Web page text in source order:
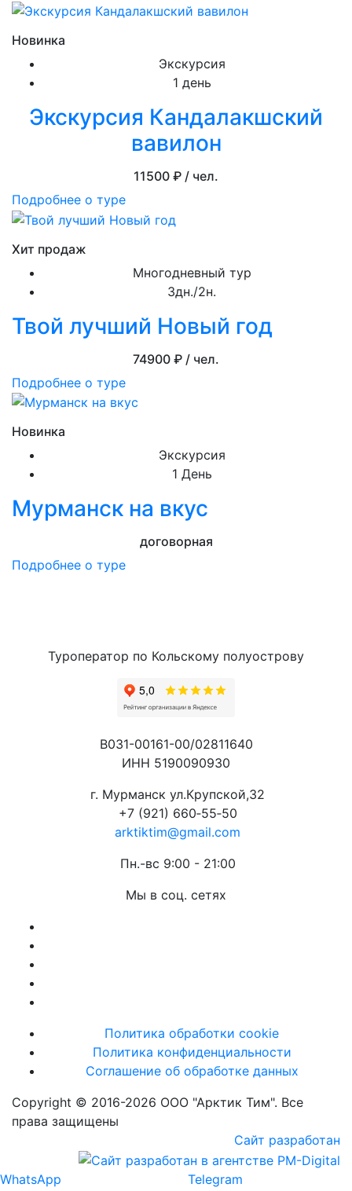
Новинка
Экскурсия
1 день
Экскурсия Кандалакшский
вавилон
11500 ₽ / чел.
Подробнее о туре
Хит продаж
Многодневный тур
3дн./2н.
Твой лучший Новый год
74900 ₽ / чел.
Подробнее о туре
Новинка
Экскурсия
1 День
Мурманск на вкус
договорная
Подробнее о туре
Туроператор по Кольскому полуострову
В031-00161-00/02811640
ИНН 5190090930
г. Мурманск ул.Крупской,32
+7 (921) 660‑55‑50
arktiktim@gmail.com
Пн.-вс 9:00 - 21:00
Мы в соц. сетях
Политика обработки cookie
Политика конфиденциальности
Соглашение об обработке данных
Copyright © 2016-2026 ООО "Арктик Тим". Все
права защищены
Сайт разработан
WhatsApp Telegram